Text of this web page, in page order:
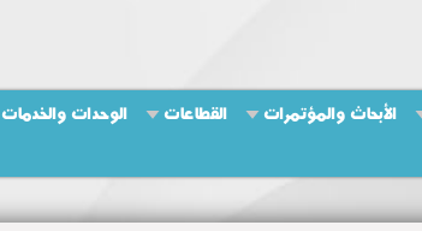
الأبحاث والمؤتمرات القطاعات الوحدات والخدمات